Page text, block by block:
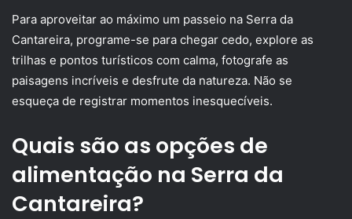
Para aproveitar ao máximo um passeio na Serra da
Cantareira, programe-se para chegar cedo, explore as
trilhas e pontos turísticos com calma, fotografe as
paisagens incríveis e desfrute da natureza. Não se
esqueça de registrar momentos inesquecíveis.
Quais são as opções de
alimentação na Serra da
Cantareira?